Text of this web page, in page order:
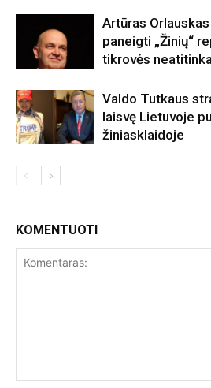
Artūras
paneigti „Žinių“
tikrovės
Valdo Tutkaus
laisvę Lietuvoje
žiniasklaidoje
KOMENTUOTI